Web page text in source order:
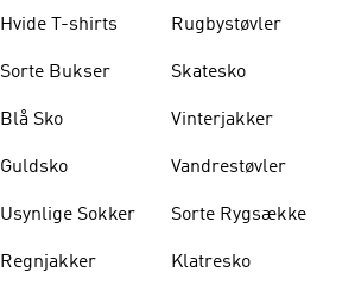
Hvide T-shirts
Sorte Bukser
Blå Sko
Guldsko
Usynlige Sokker
Regnjakker
Rugbystøvler
Skatesko
Vinterjakker
Vandrestøvler
Sorte Rygsække
Klatresko